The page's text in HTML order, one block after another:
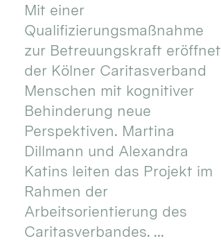
Mit einer
Qualifizierungsmaßnahme
zur Betreuungskraft eröffnet
der Kölner Caritasverband
Menschen mit kognitiver
Behinderung neue
Perspektiven. Martina
Dillmann und Alexandra
Katins leiten das Projekt im
Rahmen der
Arbeitsorientierung des
Caritasverbandes. ...